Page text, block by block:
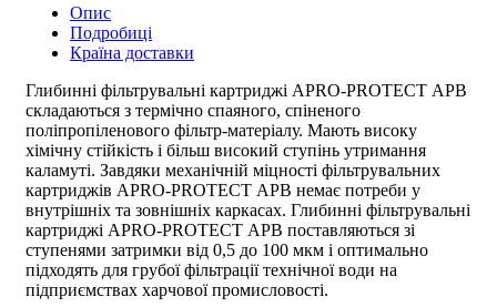
Опис
Подробиці
Країна доставки
Глибинні фільтрувальні картриджі APRO-PROTECT АPB
складаються з термічно спаяного, спіненого
поліпропіленового фільтр-матеріалу. Мають високу
хімічну стійкість і більш високий ступінь утримання
каламуті. Завдяки механічній міцності фільтрувальних
картриджів APRO-PROTECT АPB немає потреби у
внутрішніх та зовнішніх каркасах. Глибинні фільтрувальні
картриджі APRO-PROTECT АPB поставляються зі
ступенями затримки від 0,5 до 100 мкм і оптимально
підходять для грубої фільтрації технічної води на
підприємствах харчової промисловості.